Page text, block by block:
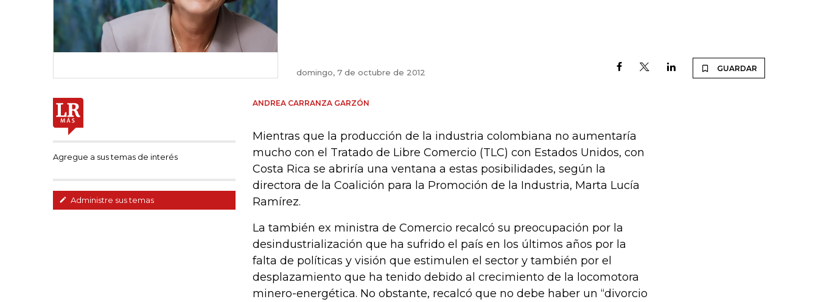
domingo, 7 de octubre de 2012 GUARDAR
Agregue a sus temas de interés
Administre sus temas
ANDREA CARRANZA GARZÓN
Mientras que la producción de la industria colombiana no aumentaría
mucho con el Tratado de Libre Comercio (TLC) con Estados Unidos, con
Costa Rica se abriría una ventana a estas posibilidades, según la
directora de la Coalición para la Promoción de la Industria, Marta Lucía
Ramírez.
La también ex ministra de Comercio recalcó su preocupación por la
desindustrialización que ha sufrido el país en los últimos años por la
falta de políticas y visión que estimulen el sector y también por el
desplazamiento que ha tenido debido al crecimiento de la locomotora
minero-energética. No obstante, recalcó que no debe haber un “divorcio